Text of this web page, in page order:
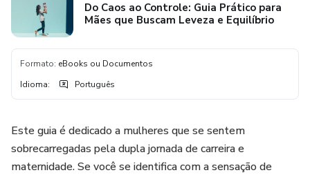
Do Caos ao Controle: Guia Prático para
Mães que Buscam Leveza e Equilíbrio
Formato: eBooks ou Documentos
Idioma: Português
Este guia é dedicado a mulheres que se sentem
sobrecarregadas pela dupla jornada de carreira e
maternidade. Se você se identifica com a sensação de